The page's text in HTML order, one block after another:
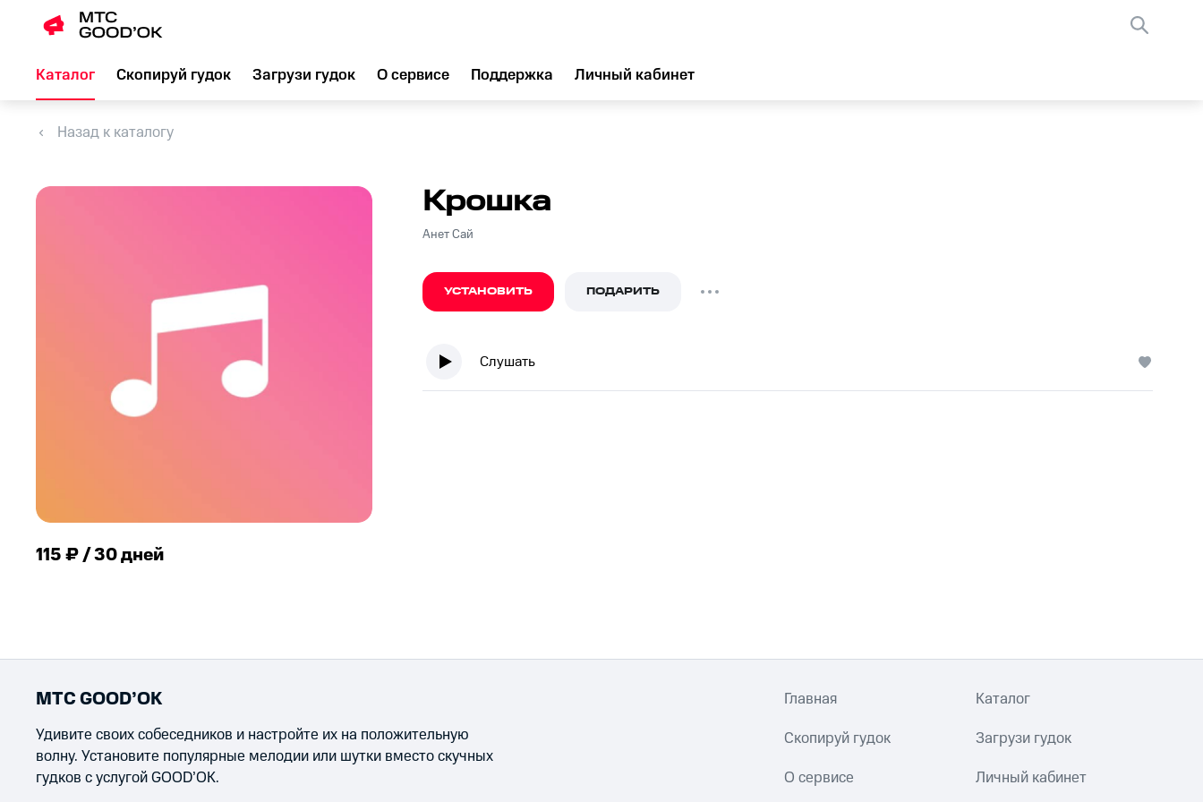
Каталог Скопируй гудок Загрузи гудок О сервисе Поддержка Личный кабинет
Назад к каталогу
115 ₽ / 30 дней
Крошка
Анет Сай
УСТАНОВИТЬ ПОДАРИТЬ
Слушать
МТС GOOD’OK
Удивите своих собеседников и настройте их на положительную
волну. Установите популярные мелодии или шутки вместо скучных
гудков с услугой GOOD’OK.
Главная Каталог
Скопируй гудок Загрузи гудок
О сервисе Личный кабинет